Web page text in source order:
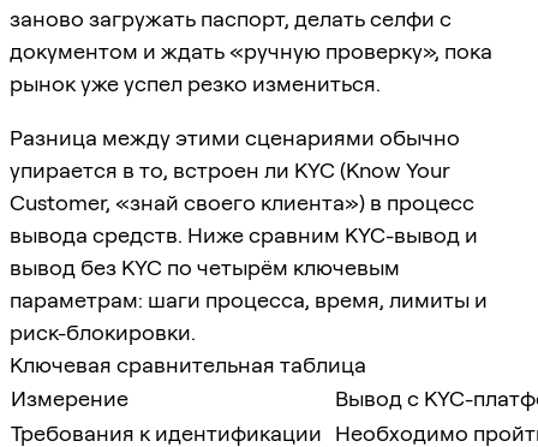
заново загружать паспорт, делать селфи с
документом и ждать «ручную проверку», пока
рынок уже успел резко измениться.
Разница между этими сценариями обычно
упирается в то, встроен ли KYC (Know Your
Customer, «знай своего клиента») в процесс
вывода средств. Ниже сравним KYC-вывод и
вывод без KYC по четырём ключевым
параметрам: шаги процесса, время, лимиты и
риск-блокировки.
Ключевая сравнительная таблица
Измерение
Вывод с KYC-
Требования к идентификации
Необходимо